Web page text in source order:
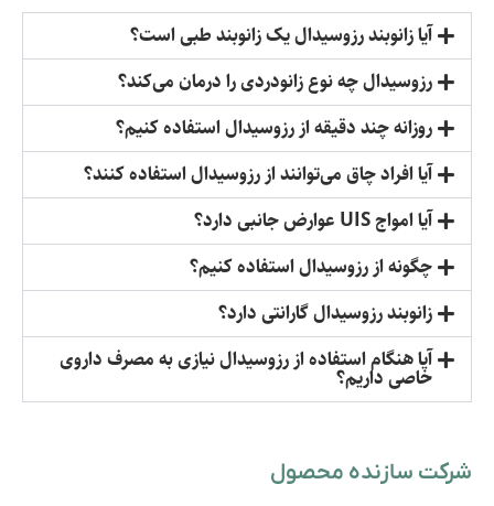
آیا زانوبند رزوسیدال یک زانوبند طبی است؟
رزوسیدال چه نوع زانودردی را درمان می‌کند؟
روزانه چند دقیقه از رزوسیدال استفاده کنیم؟
آیا افراد چاق می‌توانند از رزوسیدال استفاده کنند؟
آیا امواج UIS عوارض جانبی دارد؟
چگونه از رزوسیدال استفاده کنیم؟
زانوبند رزوسیدال گارانتی دارد؟
آیا هنگام استفاده از رزوسیدال نیازی به مصرف داروی
خاصی داریم؟
شرکت سازنده محصول